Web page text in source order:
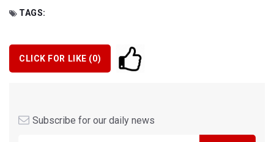
TAGS:
CLICK FOR LIKE (0)
Subscribe for our daily news